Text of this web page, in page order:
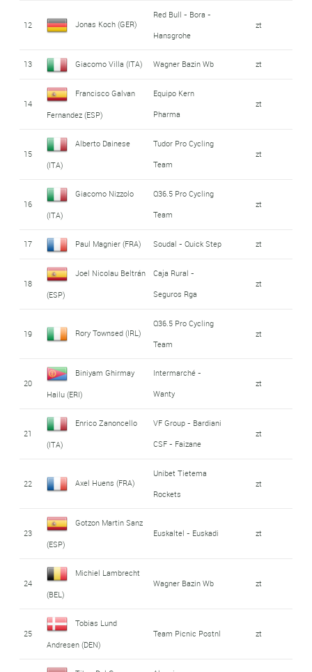
12 Jonas Koch (GER)
Red Bull - Bora -
Hansgrohe
zt
13 Giacomo Villa (ITA) Wagner Bazin Wb zt
14
Francisco Galvan
Fernandez (ESP)
Equipo Kern
Pharma
zt
15
Alberto Dainese
(ITA)
Tudor Pro Cycling
Team
zt
16
Giacomo Nizzolo
(ITA)
Q36.5 Pro Cycling
Team
zt
17 Paul Magnier (FRA) Soudal - Quick Step zt
18
Joel Nicolau Beltrán
(ESP)
Caja Rural -
Seguros Rga
zt
19 Rory Townsed (IRL)
Q36.5 Pro Cycling
Team
zt
20
Biniyam Ghirmay
Hailu (ERI)
Intermarché -
Wanty
zt
21
Enrico Zanoncello
(ITA)
VF Group - Bardiani
CSF - Faizane
zt
22 Axel Huens (FRA)
Unibet Tietema
Rockets
zt
23
Gotzon Martin Sanz
(ESP)
Euskaltel - Euskadi zt
24
Michiel Lambrecht
(BEL)
Wagner Bazin Wb zt
25
Tobias Lund
Andresen (DEN)
Team Picnic Postnl zt